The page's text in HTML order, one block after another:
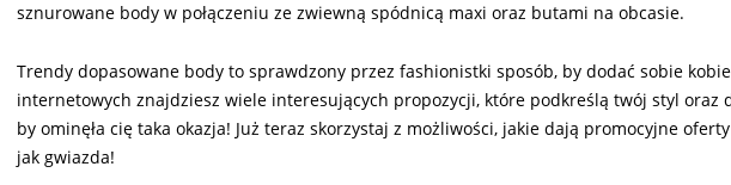
sznurowane body w połączeniu ze zwiewną spódnicą maxi oraz butami na obcasie.
Trendy dopasowane body to sprawdzony przez fashionistki sposób, by dodać sobie
internetowych znajdziesz wiele interesujących propozycji, które podkreślą twój styl oraz
by ominęła cię taka okazja! Już teraz skorzystaj z możliwości, jakie dają promocyjne
jak gwiazda!